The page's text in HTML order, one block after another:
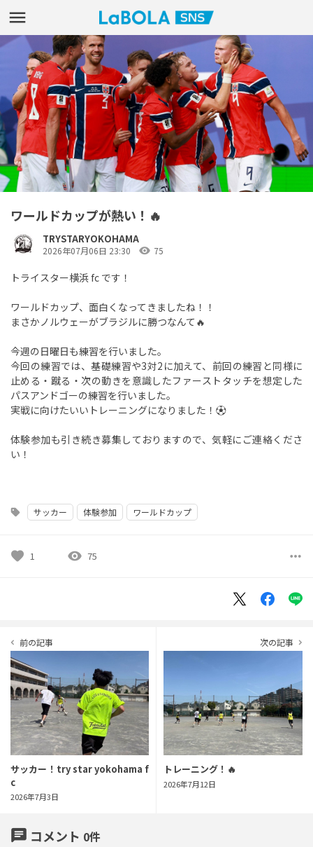
ワールドカップが熱い！🔥
TRYSTARYOKOHAMA
2026年07月06日 23:30 visibility 75
トライスター横浜 fc です！
ワールドカップ、面白くなってきましたね！！
まさかノルウェーがブラジルに勝つなんて🔥
今週の日曜日も練習を行いました。
今回の練習では、基礎練習や3対2に加えて、前回の練習と同様に
止める・蹴る・次の動きを意識したファーストタッチを想定した
パスアンドゴーの練習を行いました。
実戦に向けたいいトレーニングになりました！⚽️
体験参加も引き続き募集しておりますので、気軽にご連絡くださ
い！
sell サッカー 体験参加 ワールドカップ
favorite 1 visibility 75 more_horiz
navigate_before 前の記事
サッカー！try star yokohama f
c
2026年7月3日
次の記事 navigate_next
トレーニング！🔥
2026年7月12日
chat コメント 0件